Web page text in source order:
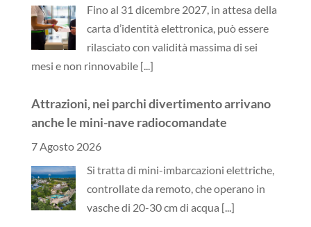
Fino al 31 dicembre 2027, in attesa della
carta d’identità elettronica, può essere
rilasciato con validità massima di sei
mesi e non rinnovabile [...]
Attrazioni, nei parchi divertimento arrivano
anche le mini-nave radiocomandate
7 Agosto 2026
Si tratta di mini-imbarcazioni elettriche,
controllate da remoto, che operano in
vasche di 20-30 cm di acqua [...]